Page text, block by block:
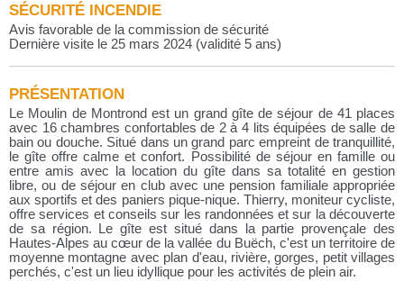
SÉCURITÉ INCENDIE
Avis favorable de la commission de sécurité
Dernière visite le 25 mars 2024 (validité 5 ans)
PRÉSENTATION
Le Moulin de Montrond est un grand gîte de séjour de 41 places
avec 16 chambres confortables de 2 à 4 lits équipées de salle de
bain ou douche. Situé dans un grand parc empreint de tranquillité,
le gîte offre calme et confort. Possibilité de séjour en famille ou
entre amis avec la location du gîte dans sa totalité en gestion
libre, ou de séjour en club avec une pension familiale appropriée
aux sportifs et des paniers pique-nique. Thierry, moniteur cycliste,
offre services et conseils sur les randonnées et sur la découverte
de sa région. Le gîte est situé dans la partie provençale des
Hautes-Alpes au cœur de la vallée du Buëch, c'est un territoire de
moyenne montagne avec plan d'eau, rivière, gorges, petit villages
perchés, c'est un lieu idyllique pour les activités de plein air.